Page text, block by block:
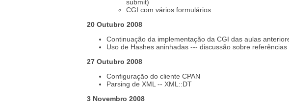
submit)
CGI com vários formulários
20 Outubro 2008
Continuação da implementação da CGI das aulas
Uso de Hashes aninhadas --- discussão sobre referências
27 Outubro 2008
Configuração do cliente CPAN
Parsing de XML -- XML::DT
3 Novembro 2008